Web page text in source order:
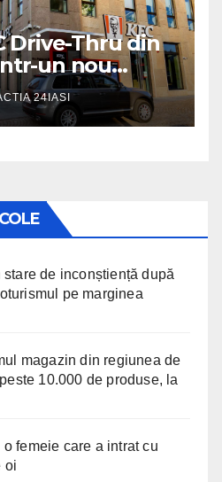
Drive-Thru din
un nou
cu peste
și servicii
stop
24IASI
de inconștiență după
pe marginea
magazin din regiunea de
10.000 de produse, la
femeie care a intrat cu
oi